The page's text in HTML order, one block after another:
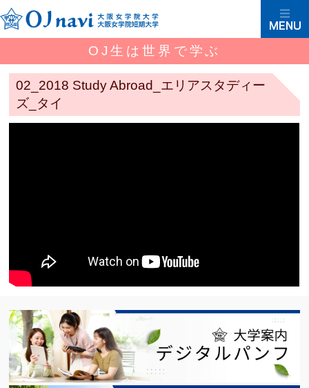
OJ生は世界で学ぶ
02_2018 Study Abroad_エリアスタディー
ズ_タイ